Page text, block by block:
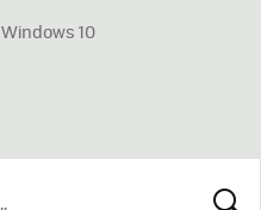
Windows 10